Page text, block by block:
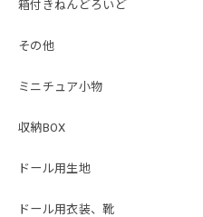
箱付きねんどろいど
その他
ミニチュア小物
収納BOX
ドール用生地
ドール用衣装、靴